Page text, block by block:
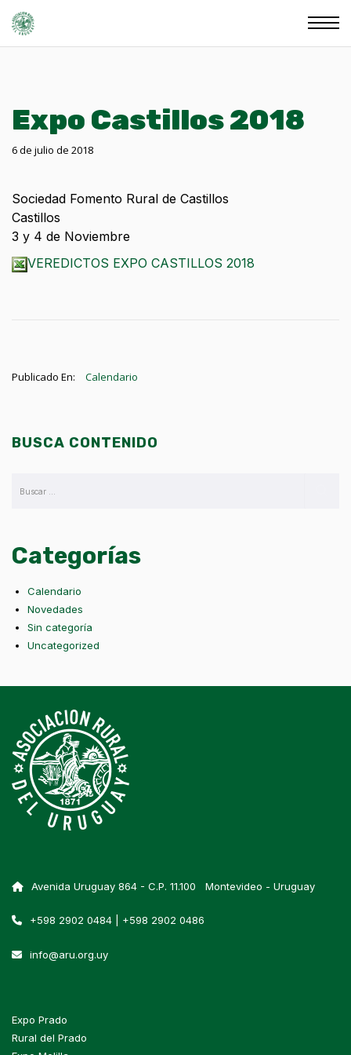
Expo Castillos 2018
6 de julio de 2018
Sociedad Fomento Rural de Castillos
Castillos
3 y 4 de Noviembre
VEREDICTOS EXPO CASTILLOS 2018
Publicado En: Calendario
BUSCA CONTENIDO
Categorías
Calendario
Novedades
Sin categoría
Uncategorized
Avenida Uruguay 864 - C.P. 11.100 Montevideo - Uruguay
+598 2902 0484 | +598 2902 0486
info@aru.org.uy
Expo Prado
Rural del Prado